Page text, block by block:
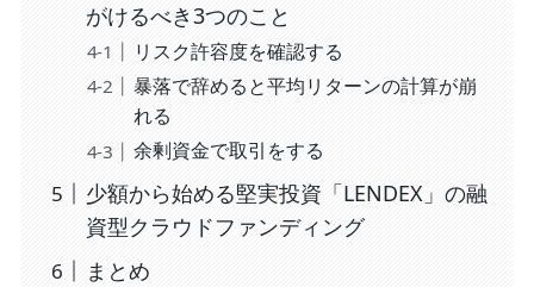
がけるべき3つのこと
リスク許容度を確認する
暴落で辞めると平均リターンの計算が崩
れる
余剰資金で取引をする
少額から始める堅実投資「LENDEX」の融
資型クラウドファンディング
まとめ